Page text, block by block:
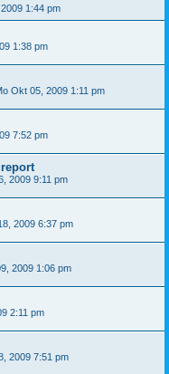
1:44 pm
1:38 pm
Okt 05, 2009 1:11 pm
7:52 pm
2009 9:11 pm
2009 6:37 pm
2009 1:06 pm
2:11 pm
2009 7:51 pm